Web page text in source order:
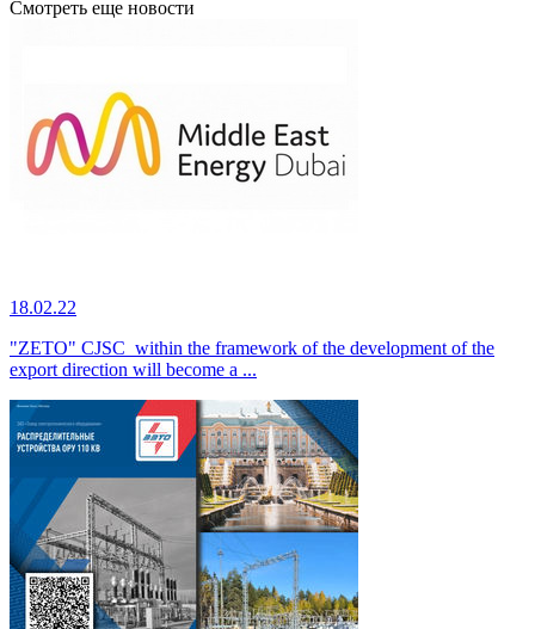
Смотреть еще новости
18.02.22
"ZETO" CJSC within the framework of the development of the
export direction will become a ...